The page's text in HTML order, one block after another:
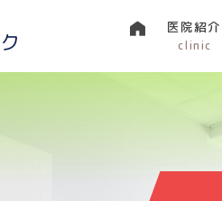
医院紹介
clinic